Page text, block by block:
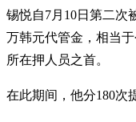
锡悦自7月10日第二次
万韩元代管金，相当
所在押人员之首。
在此期间，他分180次